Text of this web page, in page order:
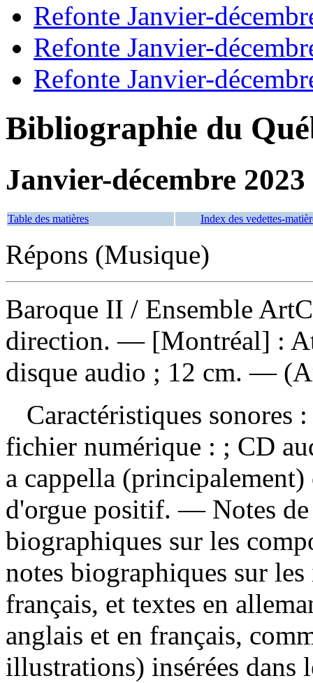
Refonte Janvier-
Refonte Janvier-
Refonte Janvier-
Bibliographie du
Janvier-décembre 2023
Table des matières Index des vedettes-
Répons (Musique)
Baroque II / Ensemble
direction. — [Montréal] :
disque audio ; 12 cm. —
Caractéristiques sonores
fichier numérique : ; CD
a cappella (principalement)
d'orgue positif. — Notes de
biographiques sur les
notes biographiques sur
français, et textes en
anglais et en français,
illustrations) insérées